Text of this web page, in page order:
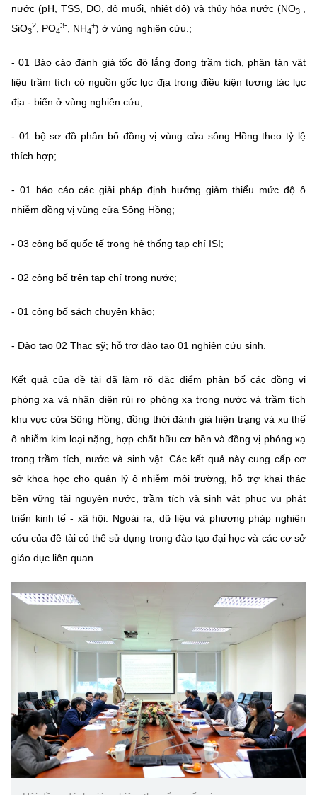
nước (pH, TSS, DO, độ muối, nhiệt độ) và thủy hóa nước (NO3
-
SiO3
2 , PO4
3- , NH4
+) ở vùng nghiên cứu. ;
- 01 Báo cáo đánh giá tốc độ lắng đọng trầm tích, phân tán vật
liệu trầm tích có nguồn gốc lục địa trong điều kiện tương tác lục
địa - biển ở vùng nghiên cứu;
- 01 bộ sơ đồ phân bố đồng vị vùng cửa sông Hồng theo tỷ lệ
thích hợp;
- 01 báo cáo các giải pháp định hướng giảm thiểu mức độ ô
nhiễm đồng vị vùng cửa Sông Hồng;
- 03 công bố quốc tế trong hệ thống tạp chí ISI;
- 02 công bố trên tạp chí trong nước;
- 01 công bố sách chuyên khảo;
- Đào tạo 02 Thạc sỹ; hỗ trợ đào tạo 01 nghiên cứu sinh.
Kết quả của đề tài đã làm rõ đặc điểm phân bố các đồng vị
phóng xạ và nhận diện rủi ro phóng xạ trong nước và trầm tích
khu vực cửa Sông Hồng; đồng thời đánh giá hiện trạng và xu thế
ô nhiễm kim loại nặng, hợp chất hữu cơ bền và đồng vị phóng xạ
trong trầm tích, nước và sinh vật. Các kết quả này cung cấp cơ
sở khoa học cho quản lý ô nhiễm môi trường, hỗ trợ khai thác
bền vững tài nguyên nước, trầm tích và sinh vật phục vụ phát
triển kinh tế - xã hội. Ngoài ra, dữ liệu và phương pháp nghiên
cứu của đề tài có thể sử dụng trong đào tạo đại học và các cơ sở
giáo dục liên quan.